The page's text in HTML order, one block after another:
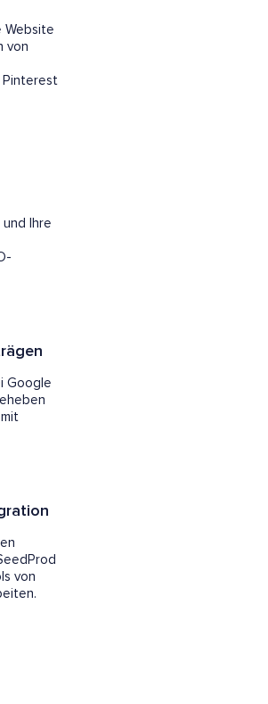
Website
von
Pinterest
Ihre
Google
von